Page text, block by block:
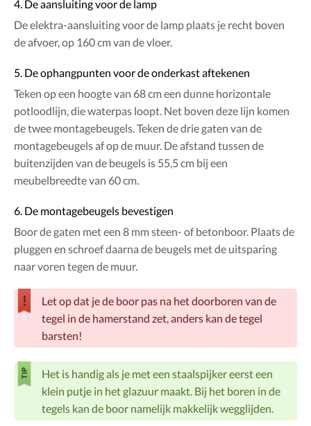
4. De aansluiting voor de lamp
De elektra-aansluiting voor de lamp plaats je recht boven
de afvoer, op 160 cm van de vloer.
5. De ophangpunten voor de onderkast aftekenen
Teken op een hoogte van 68 cm een dunne horizontale
potloodlijn, die waterpas loopt. Net boven deze lijn komen
de twee montagebeugels. Teken de drie gaten van de
montagebeugels af op de muur. De afstand tussen de
buitenzijden van de beugels is 55,5 cm bij een
meubelbreedte van 60 cm.
6. De montagebeugels bevestigen
Boor de gaten met een 8 mm steen- of betonboor. Plaats de
pluggen en schroef daarna de beugels met de uitsparing
naar voren tegen de muur.
Let op dat je de boor pas na het doorboren van de
tegel in de hamerstand zet, anders kan de tegel
barsten!
Het is handig als je met een staalspijker eerst een
klein putje in het glazuur maakt. Bij het boren in de
tegels kan de boor namelijk makkelijk wegglijden.